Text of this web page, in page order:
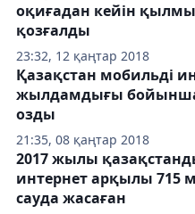
23:32, 12 қаңтар 2018
оқиғадан кейін
қозғалды
21:35, 08 қаңтар 2018
Қазақстан мобильді
жылдамдығы
озды
2017 жылы
интернет арқылы 715
сауда жасаған